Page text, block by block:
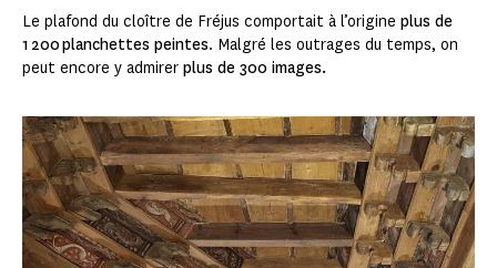
Le plafond du cloître de Fréjus comportait à l’origine plus de
1 200 planchettes peintes. Malgré les outrages du temps, on
peut encore y admirer plus de 300 images.